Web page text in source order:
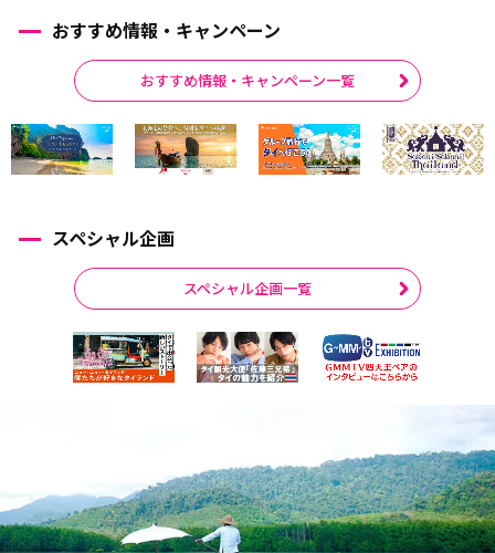
おすすめ情報・キャンペーン
おすすめ情報・キャンペーン一覧
スペシャル企画
スペシャル企画一覧